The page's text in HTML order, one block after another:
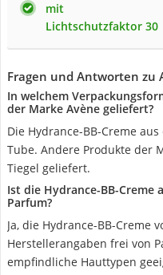
mit
Lichtschutzfaktor 30
Fragen und Antworten zu
In welchem
der Marke Avène geliefert?
Die Hydrance-BB-Creme
Tube. Andere Produkte der
Tiegel geliefert.
Ist die Hydrance-BB-Creme
Parfum?
Ja, die Hydrance-BB-Creme
Herstellerangaben frei von
empfindliche Hauttypen